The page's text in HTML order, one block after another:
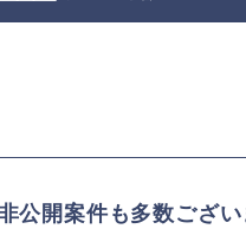
開案件も多数ござい